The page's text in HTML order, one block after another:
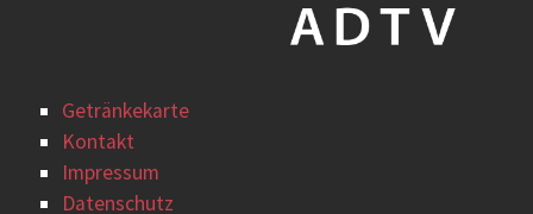
Getränkekarte
Kontakt
Impressum
Datenschutz